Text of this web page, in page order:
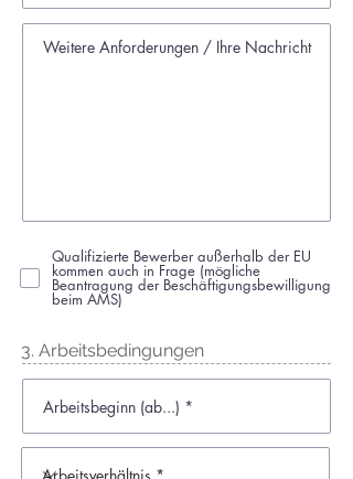
Qualifizierte Bewerber außerhalb der EU
kommen auch in Frage (mögliche
Beantragung der Beschäftigungsbewilligung
beim AMS)
3. Arbeitsbedingungen